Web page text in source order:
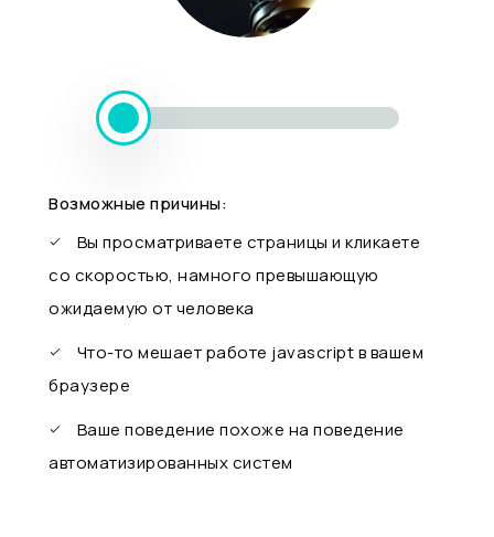
Возможные причины:
Вы просматриваете страницы и кликаете
со скоростью, намного превышающую
ожидаемую от человека
Что-то мешает работе javascript в вашем
браузере
Ваше поведение похоже на поведение
автоматизированных систем